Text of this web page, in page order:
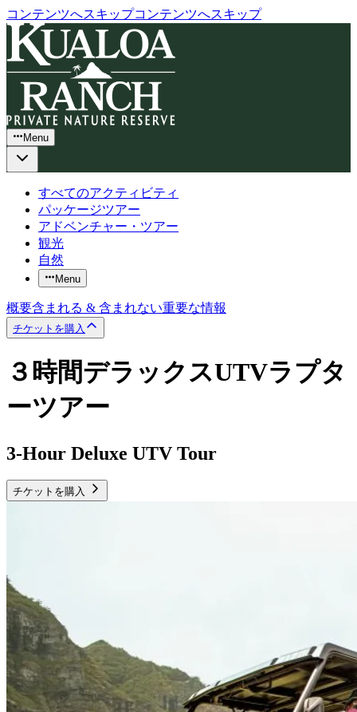
コンテンツへスキップコンテンツへスキップ
Menu
すべてのアクティビティ
パッケージツアー
アドベンチャー・ツアー
観光
自然
Menu
概要含まれる & 含まれない重要な情報
チケットを購入
３時間デラックスUTVラプタ
ーツアー
3-Hour Deluxe UTV Tour
チケットを購入